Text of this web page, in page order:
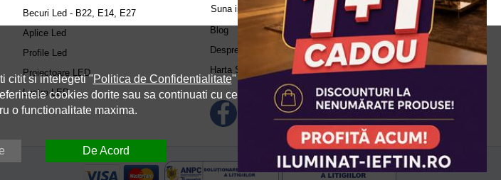
Becuri Led - B22, E14, E27
Aplice Led
Profile Led
Proiectoare LED
Lustre LED
Suna in call center:
0371.504.543
Blog
Despre Noi
Harta Site
citit si intelegeti "Politica de Confidentialitate" si
cookies dorite sau sa continuati cu cele
o functionalitate maxima.
De Acord